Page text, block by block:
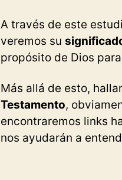
A través de este
veremos su
propósito de Dios
Más allá de esto,
Testamento,
encontraremos links
nos ayudarán a